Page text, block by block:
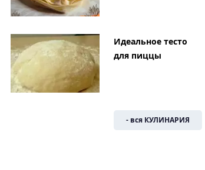
Идеальное тесто
для пиццы
- вся КУЛИНАРИЯ